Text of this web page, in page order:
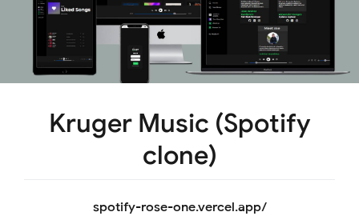
Kruger Music (Spotify
clone)
spotify-rose-one.vercel.app/